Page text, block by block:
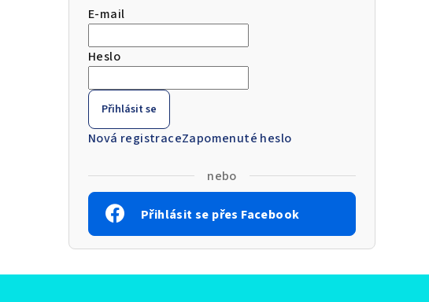
E-mail
Heslo
Přihlásit se
Nová registraceZapomenuté heslo
nebo
Přihlásit se přes Facebook